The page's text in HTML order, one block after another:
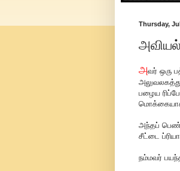
Thursday,
அவர் ஒரு
பழைய
அந்தப் பெண்
சீட்டை
நம்மவர்